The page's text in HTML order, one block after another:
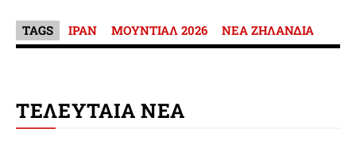
TAGS ΙΡΑΝ ΜΟΥΝΤΙΑΛ 2026 ΝΕΑ ΖΗΛΑΝΔΙΑ
ΤΕΛΕΥΤΑΙΑ ΝΕΑ